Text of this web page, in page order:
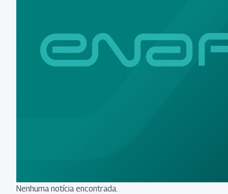
Nenhuma notícia encontrada.